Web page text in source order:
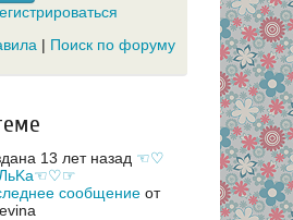
| Поиск по форуму
13 лет назад ☜♡
сообщение от